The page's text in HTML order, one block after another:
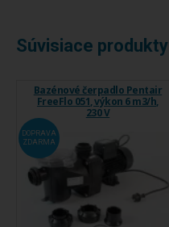
Súvisiace produkty
Bazénové čerpadlo Pentair
FreeFlo 051, výkon 6 m3/h,
230 V
DOPRAVA
ZDARMA